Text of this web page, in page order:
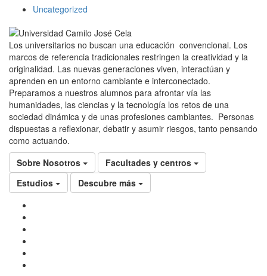
Uncategorized
Los universitarios no buscan una educación convencional. Los
marcos de referencia tradicionales restringen la creatividad y la
originalidad. Las nuevas generaciones viven, interactúan y
aprenden en un entorno cambiante e interconectado.
Preparamos a nuestros alumnos para afrontar vía las
humanidades, las ciencias y la tecnología los retos de una
sociedad dinámica y de unas profesiones cambiantes. Personas
dispuestas a reflexionar, debatir y asumir riesgos, tanto pensando
como actuando.
Sobre Nosotros
Facultades y centros
Estudios
Descubre más